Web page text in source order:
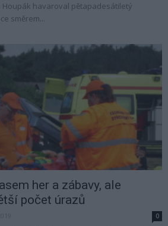
Houpák havaroval pětapadesátiletý
směrem...
her a zábavy, ale
počet úrazů
0